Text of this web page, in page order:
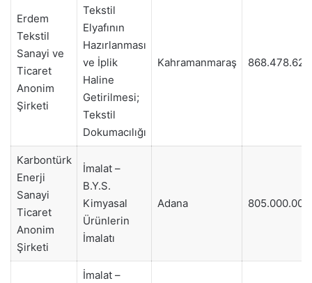
Erdem
Tekstil
Sanayi ve
Ticaret
Anonim
Şirketi
Tekstil
Elyafının
Hazırlanması
ve İplik
Haline
Getirilmesi;
Tekstil
Dokumacılığı
Kahramanmaraş 868.478.621
Karbontürk
Enerji
Sanayi
Ticaret
Anonim
Şirketi
İmalat –
B.Y.S.
Kimyasal
Ürünlerin
İmalatı
Adana 805.000.000
İmalat –